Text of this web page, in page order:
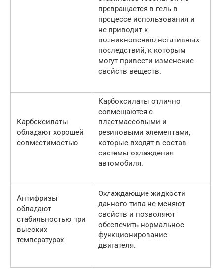
превращается в гель в
процессе использования и
не приводит к
возникновению негативных
последствий, к которым
могут привести изменение
свойств веществ.
Карбоксилаты
обладают хорошей
совместимостью
Карбоксилаты отлично
совмещаются с
пластмассовыми и
резиновыми элементами,
которые входят в состав
системы охлаждения
автомобиля.
Антифризы
обладают
стабильностью при
высоких
температурах
Охлаждающие жидкости
данного типа не меняют
свойств и позволяют
обеспечить нормальное
функционирование
двигателя.